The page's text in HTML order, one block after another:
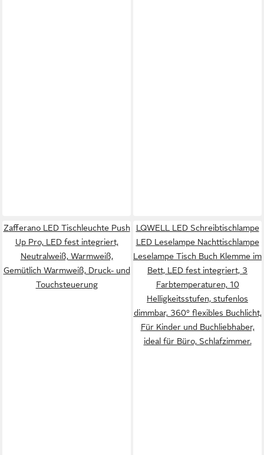
Zafferano LED Tischleuchte Push
Up Pro, LED fest integriert,
Neutralweiß, Warmweiß,
Gemütlich Warmweiß, Druck- und
Touchsteuerung
LQWELL LED Schreibtischlampe
LED Leselampe Nachttischlampe
Leselampe Tisch Buch Klemme im
Bett, LED fest integriert, 3
Farbtemperaturen, 10
Helligkeitsstufen, stufenlos
dimmbar, 360° flexibles Buchlicht,
Für Kinder und Buchliebhaber,
ideal für Büro, Schlafzimmer.